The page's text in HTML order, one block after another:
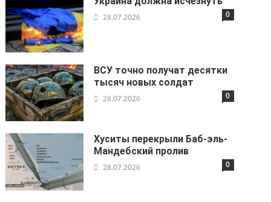
28.07.2026 0
ВСУ точно получат десятки
тысяч новых солдат
28.07.2026 0
Хуситы перекрыли Баб-эль-
Мандебский пролив
28.07.2026 0